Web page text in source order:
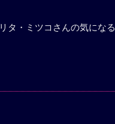
タ・ミツコさんの気になる